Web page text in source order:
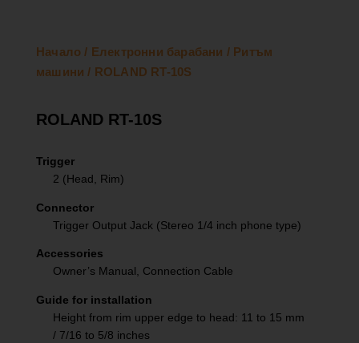
Начало / Електронни барабани / Ритъм
машини / ROLAND RT-10S
ROLAND RT-10S
Trigger
2 (Head, Rim)
Connector
Trigger Output Jack (Stereo 1/4 inch phone type)
Accessories
Owner’s Manual, Connection Cable
Guide for installation
Height from rim upper edge to head: 11 to 15 mm
/ 7/16 to 5/8 inches